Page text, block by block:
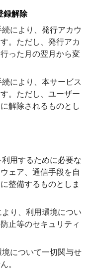
録解除
により、発行アカウ
。ただし、発行アカ
った月の翌月から変
により、本サービス
。ただし、ユーザー
解除されるものとし
用するために必要な
ェア、通信手段を自
整備するものとしま
り、利用環境につい
止等のセキュリティ
について一切関与せ
。